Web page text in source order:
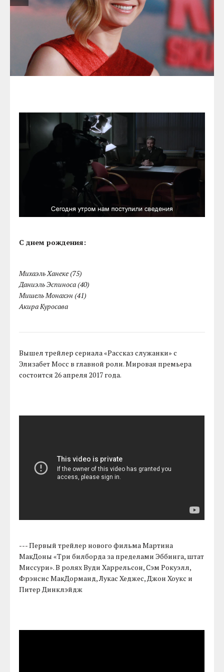
С днем рождения:
Михаэль Ханеке (75)
Даниэль Эспиноса (40)
Мишель Монахэн (41)
Акира Куросава
Вышел трейлер сериала «Рассказ служанки» с
Элизабет Мосс в главной роли. Мировая премьера
состоится 26 апреля 2017 года.
--- Первый трейлер нового фильма Мартина
МакДоны «Три билборда за пределами Эббинга, штат
Миссури». В ролях Вуди Харрельсон, Сэм Рокуэлл,
Фрэнсис МакДорманд, Лукас Хеджес, Джон Хоукс и
Питер Динклэйдж